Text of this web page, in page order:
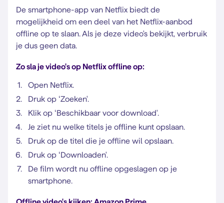
De smartphone-app van Netflix biedt de
mogelijkheid om een deel van het Netflix-aanbod
offline op te slaan. Als je deze video's bekijkt, verbruik
je dus geen data.
Zo sla je video's op Netflix offline op:
Open Netflix.
Druk op ‘Zoeken'.
Klik op ‘Beschikbaar voor download'.
Je ziet nu welke titels je offline kunt opslaan.
Druk op de titel die je offline wil opslaan.
Druk op ‘Downloaden'.
De film wordt nu offline opgeslagen op je
smartphone.